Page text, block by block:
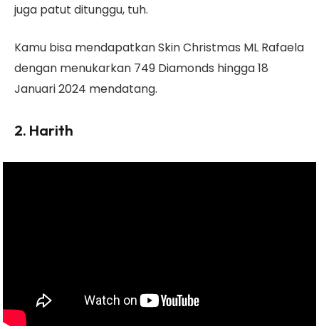
juga patut ditunggu, tuh.
Kamu bisa mendapatkan Skin Christmas ML Rafaela
dengan menukarkan 749 Diamonds hingga 18
Januari 2024 mendatang.
2. Harith